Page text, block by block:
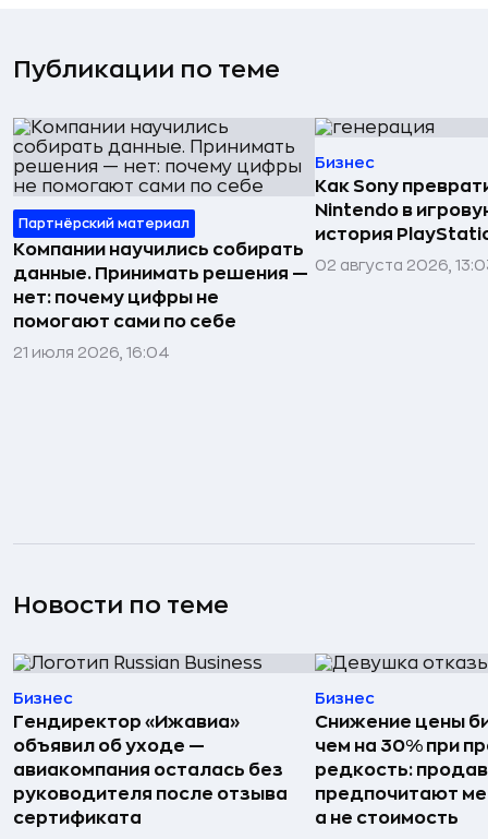
Публикации по теме
Партнёрский материал
Компании научились собирать
данные. Принимать решения —
нет: почему цифры не
помогают сами по себе
21 июля 2026, 16:04
Бизнес
Как Sony
Nintendo в
история
02 августа 2026,
Новости по теме
Бизнес
Гендиректор «Ижавиа»
объявил об уходе —
авиакомпания осталась без
руководителя после отзыва
сертификата
Бизнес
Снижение цены
чем на 30% при
редкость:
предпочитают
а не стоимость